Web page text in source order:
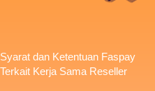
Syarat dan Ketentuan Faspay
Terkait Kerja Sama Reseller